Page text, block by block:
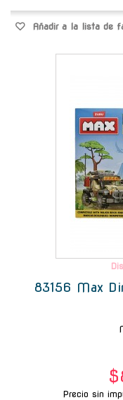
Añadir a la lista de
83156 Max
Precio sin